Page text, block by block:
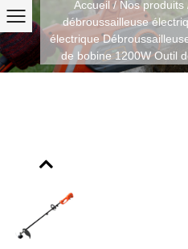
Accueil / Nos produits
débroussailleuse
électrique
de bobine 1200W Outil
Previous